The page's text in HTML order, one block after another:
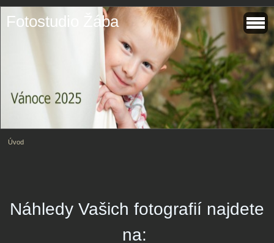
Fotostudio Žába
Úvod
Náhledy Vašich fotografií najdete
na: